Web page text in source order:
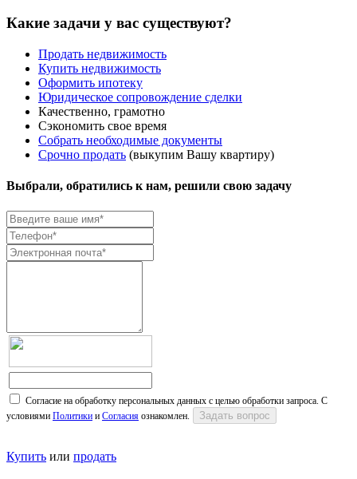
Какие задачи у вас существуют?
Продать недвижимость
Купить недвижимость
Оформить ипотеку
Юридическое сопровождение сделки
Качественно, грамотно
Сэкономить свое время
Собрать необходимые документы
Срочно продать (выкупим Вашу квартиру)
Выбрали, обратились к нам, решили свою задачу
Согласие на обработку персональных данных с целью обработки запроса. С
условиями Политики и Согласия ознакомлен.
Купить или продать